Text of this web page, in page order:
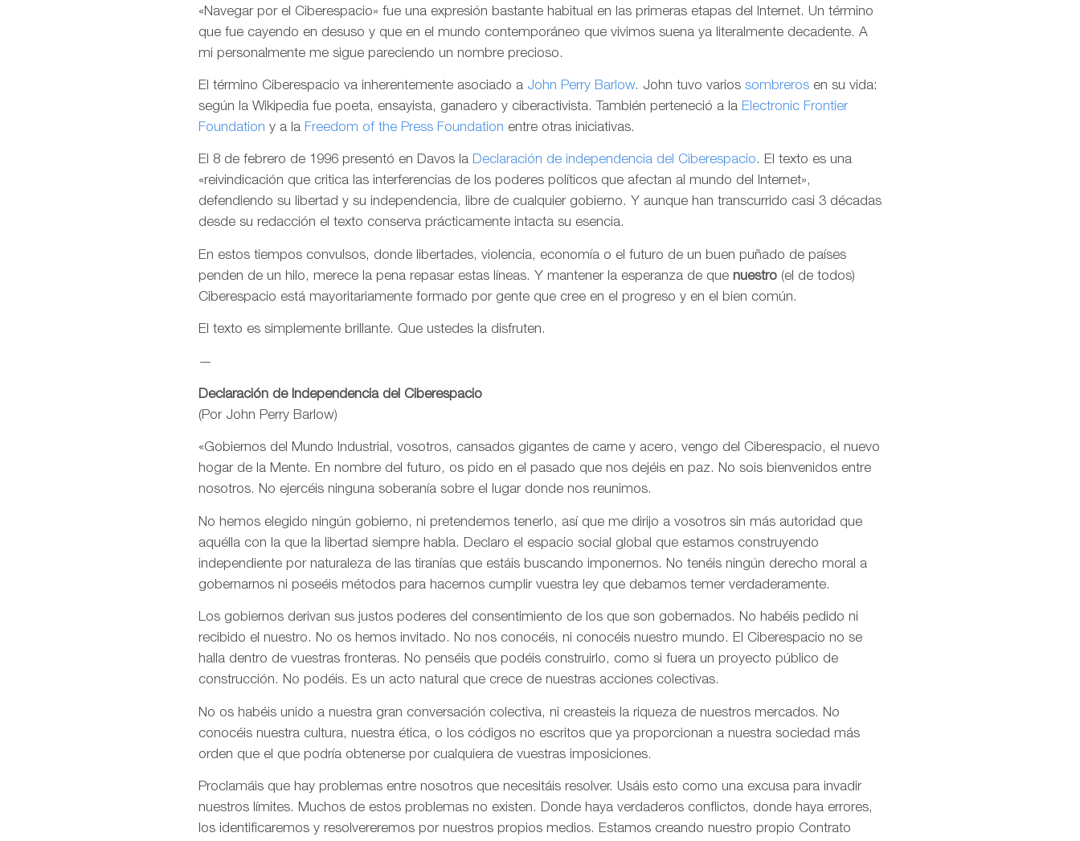
«Navegar por el Ciberespacio» fue una expresión bastante habitual en las primeras etapas del Internet. Un término
que fue cayendo en desuso y que en el mundo contemporáneo que vivimos suena ya literalmente decadente. A
mi personalmente me sigue pareciendo un nombre precioso.
El término Ciberespacio va inherentemente asociado a John Perry Barlow. John tuvo varios sombreros en su vida:
según la Wikipedia fue poeta, ensayista, ganadero y ciberactivista. También perteneció a la Electronic Frontier
Foundation y a la Freedom of the Press Foundation entre otras iniciativas.
El 8 de febrero de 1996 presentó en Davos la Declaración de independencia del Ciberespacio. El texto es una
«reivindicación que critica las interferencias de los poderes políticos que afectan al mundo del Internet»,
defendiendo su libertad y su independencia, libre de cualquier gobierno. Y aunque han transcurrido casi 3 décadas
desde su redacción el texto conserva prácticamente intacta su esencia.
En estos tiempos convulsos, donde libertades, violencia, economía o el futuro de un buen puñado de países
penden de un hilo, merece la pena repasar estas líneas. Y mantener la esperanza de que nuestro (el de todos)
Ciberespacio está mayoritariamente formado por gente que cree en el progreso y en el bien común.
El texto es simplemente brillante. Que ustedes la disfruten.
—
Declaración de Independencia del Ciberespacio
(Por John Perry Barlow)
«Gobiernos del Mundo Industrial, vosotros, cansados gigantes de carne y acero, vengo del Ciberespacio, el nuevo
hogar de la Mente. En nombre del futuro, os pido en el pasado que nos dejéis en paz. No sois bienvenidos entre
nosotros. No ejercéis ninguna soberanía sobre el lugar donde nos reunimos.
No hemos elegido ningún gobierno, ni pretendemos tenerlo, así que me dirijo a vosotros sin más autoridad que
aquélla con la que la libertad siempre habla. Declaro el espacio social global que estamos construyendo
independiente por naturaleza de las tiranías que estáis buscando imponernos. No tenéis ningún derecho moral a
gobernarnos ni poseéis métodos para hacernos cumplir vuestra ley que debamos temer verdaderamente.
Los gobiernos derivan sus justos poderes del consentimiento de los que son gobernados. No habéis pedido ni
recibido el nuestro. No os hemos invitado. No nos conocéis, ni conocéis nuestro mundo. El Ciberespacio no se
halla dentro de vuestras fronteras. No penséis que podéis construirlo, como si fuera un proyecto público de
construcción. No podéis. Es un acto natural que crece de nuestras acciones colectivas.
No os habéis unido a nuestra gran conversación colectiva, ni creasteis la riqueza de nuestros mercados. No
conocéis nuestra cultura, nuestra ética, o los códigos no escritos que ya proporcionan a nuestra sociedad más
orden que el que podría obtenerse por cualquiera de vuestras imposiciones.
Proclamáis que hay problemas entre nosotros que necesitáis resolver. Usáis esto como una excusa para invadir
nuestros límites. Muchos de estos problemas no existen. Donde haya verdaderos conflictos, donde haya errores,
los identificaremos y resolvereremos por nuestros propios medios. Estamos creando nuestro propio Contrato